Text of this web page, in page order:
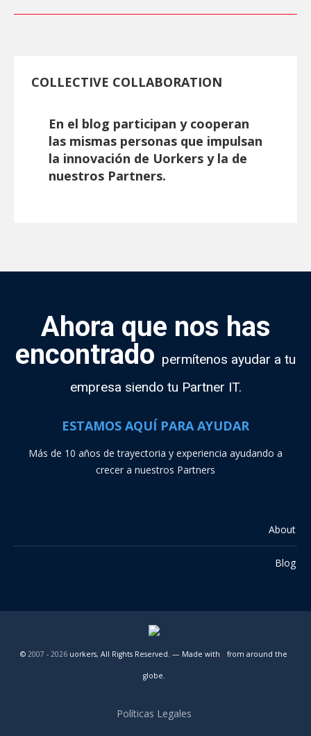
COLLECTIVE COLLABORATION
En el blog participan y cooperan
las mismas personas que impulsan
la innovación de Uorkers y la de
nuestros Partners.
Ahora que nos has
encontrado permítenos ayudar a tu
empresa siendo tu Partner IT.
ESTAMOS AQUÍ PARA AYUDAR
Más de 10 años de trayectoria y experiencia ayudando a
crecer a nuestros Partners
About
Blog
© 2007 - 2026 uorkers, All Rights Reserved. — Made with from around the
globe.
Políticas Legales